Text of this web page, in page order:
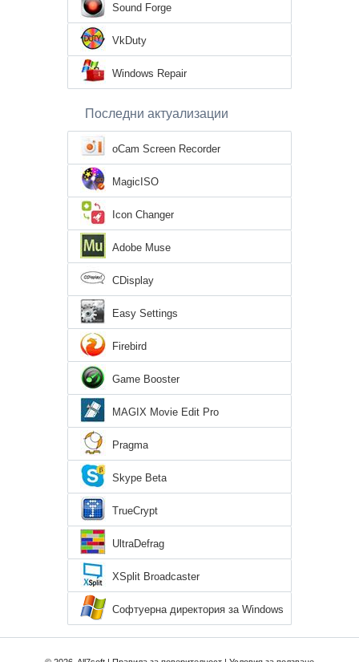
Sound Forge
VkDuty
Windows Repair
Последни актуализации
oCam Screen Recorder
MagicISO
Icon Changer
Adobe Muse
CDisplay
Easy Settings
Firebird
Game Booster
MAGIX Movie Edit Pro
Pragma
Skype Beta
TrueCrypt
UltraDefrag
XSplit Broadcaster
Софтуерна директория за Windows
7